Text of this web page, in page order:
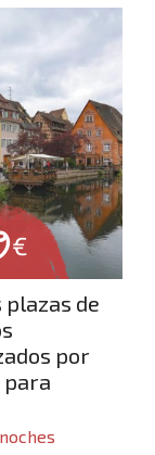
€
de
por
para